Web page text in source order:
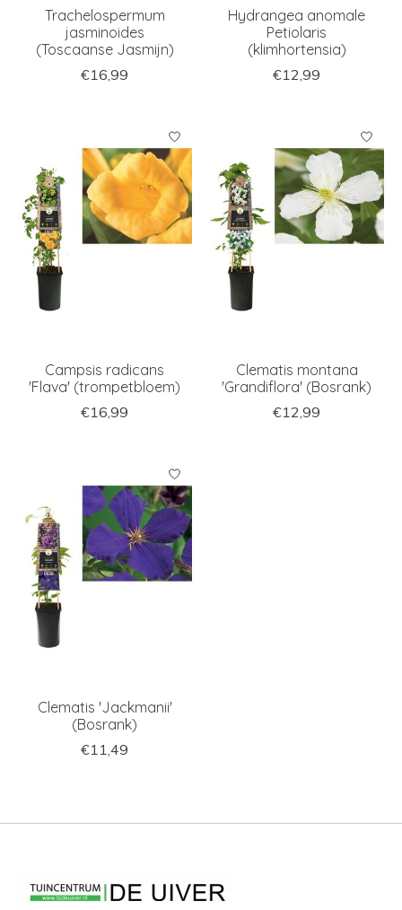
Trachelospermum
jasminoides
(Toscaanse Jasmijn)
€16,99
Hydrangea anomale
Petiolaris
(klimhortensia)
€12,99
Campsis radicans
'Flava' (trompetbloem)
€16,99
Clematis montana
'Grandiflora' (Bosrank)
€12,99
Clematis 'Jackmanii'
(Bosrank)
€11,49